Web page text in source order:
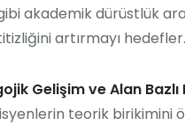
akademik dürüstlük
artırmayı hedefler.
Gelişim ve Alan
teorik birikimini